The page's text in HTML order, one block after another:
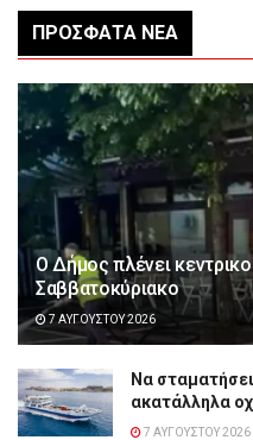
ΠΡΌΣΦΑΤΑ ΝΈΑ
Ο Δήμος πλένει
Σαββατοκύριακο
7 ΑΥΓΟΎΣΤΟΥ 2026
Να
ακατάλληλα
7 ΑΥΓΟΎΣΤΟΥ 2026